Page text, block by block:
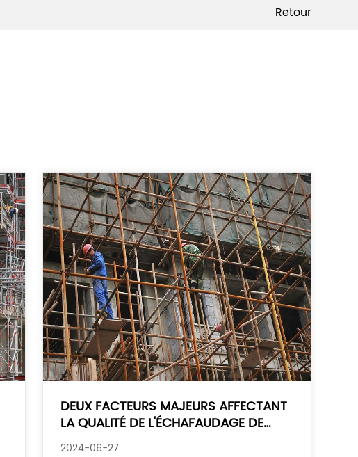
Retour
DEUX FACTEURS MAJEURS AFFECTANT
LA QUALITÉ DE L'ÉCHAFAUDAGE DE
TYPE DISQUE
2024-06-27